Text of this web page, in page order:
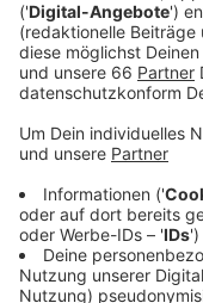
Stadtteile an.
Veröffentlicht:
Heute ist die
Carlstadt,
unterwegs. Am
am Freitag in